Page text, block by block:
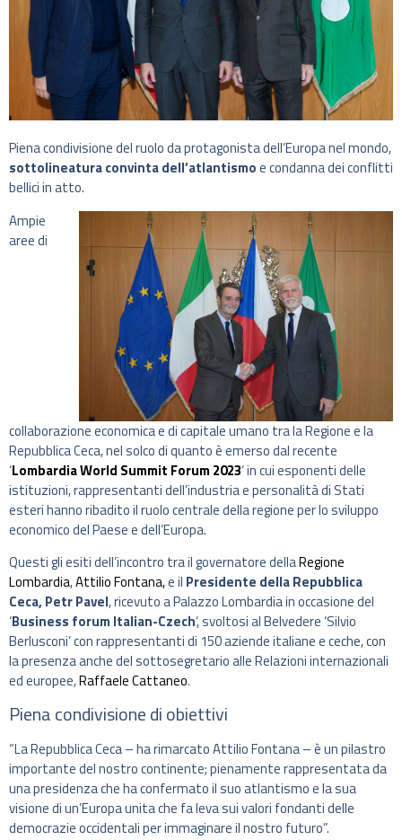
Piena condivisione del ruolo da protagonista dell’Europa nel mondo,
sottolineatura convinta dell’atlantismoe condanna dei conflitti
bellici in atto.
Ampie
aree di
collaborazione economica e di capitale umano tra la Regione e la
Repubblica Ceca, nel solco di quanto è emerso dal recente
‘Lombardia World Summit Forum 2023‘ in cui esponenti delle
istituzioni, rappresentanti dell’industria e personalità di Stati
esteri hanno ribadito il ruolo centrale della regione per lo sviluppo
economico del Paese e dell’Europa.
Questi gli esiti dell’incontro tra il governatore dellaRegione
Lombardia,Attilio Fontana,e il Presidente della Repubblica
Ceca, Petr Pavel, ricevuto a Palazzo Lombardia in occasione del
‘Business forum Italian-Czech‘, svoltosi al Belvedere ‘Silvio
Berlusconi’ con rappresentanti di 150 aziende italiane e ceche, con
la presenza anche del sottosegretario alle Relazioni internazionali
ed europee,Raffaele Cattaneo.
Piena condivisione di obiettivi
“La Repubblica Ceca – ha rimarcato Attilio Fontana – è un pilastro
importante del nostro continente; pienamente rappresentata da
una presidenza che ha confermato il suo atlantismo e la sua
visione di un’Europa unita che fa leva sui valori fondanti delle
democrazie occidentali per immaginare il nostro futuro”.